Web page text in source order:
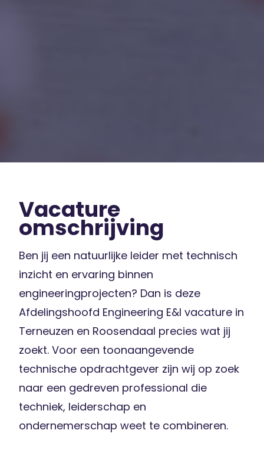
Vacature
omschrijving
Ben jij een natuurlijke leider met technisch
inzicht en ervaring binnen
engineeringprojecten? Dan is deze
Afdelingshoofd Engineering E&I vacature in
Terneuzen en Roosendaal precies wat jij
zoekt. Voor een toonaangevende
technische opdrachtgever zijn wij op zoek
naar een gedreven professional die
techniek, leiderschap en
ondernemerschap weet te combineren.